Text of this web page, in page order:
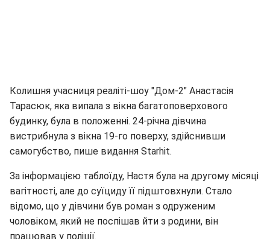
Колишня учасниця реаліті-шоу "Дом-2" Анастасія
Тарасюк, яка випала з вікна багатоповерхового
будинку, була в положенні. 24-річна дівчина
вистрибнула з вікна 19-го поверху, здійснивши
самогубство, пише видання Starhit.
За інформацією таблоїду, Настя була на другому місяці
вагітності, але до суїциду її підштовхнули. Стало
відомо, що у дівчини був роман з одруженим
чоловіком, який не поспішав йти з родини, він
працював у поліції.